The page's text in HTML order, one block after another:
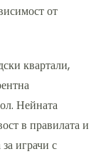
от
квартали,
Нейната
в правилата и
играчи с